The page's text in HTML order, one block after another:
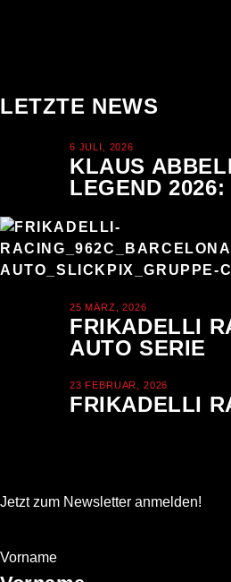
LETZTE NEWS
6 JULI, 2026
KLAUS
LEGEND
25 MÄRZ, 2026
FRIKADELLI
AUTO SERIE
23 FEBRUAR, 2026
FRIKADELLI
Jetzt zum Newsletter anmelden!
Vorname